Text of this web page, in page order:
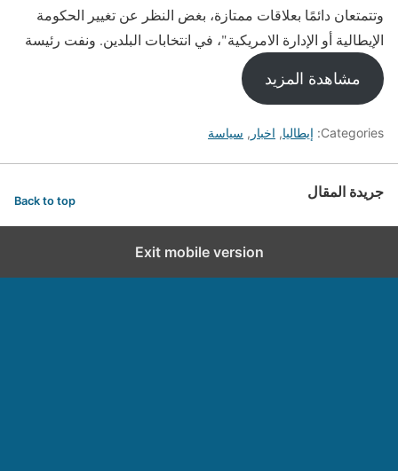
وتتمتعان دائمًا بعلاقات ممتازة، بغض النظر عن تغيير الحكومة
الإيطالية أو الإدارة الامريكية"، في انتخابات البلدين. ونفت رئيسة
مشاهدة المزيد
Categories: إيطاليا, اخبار , سياسة
جريدة المقال Back to top
Exit mobile version